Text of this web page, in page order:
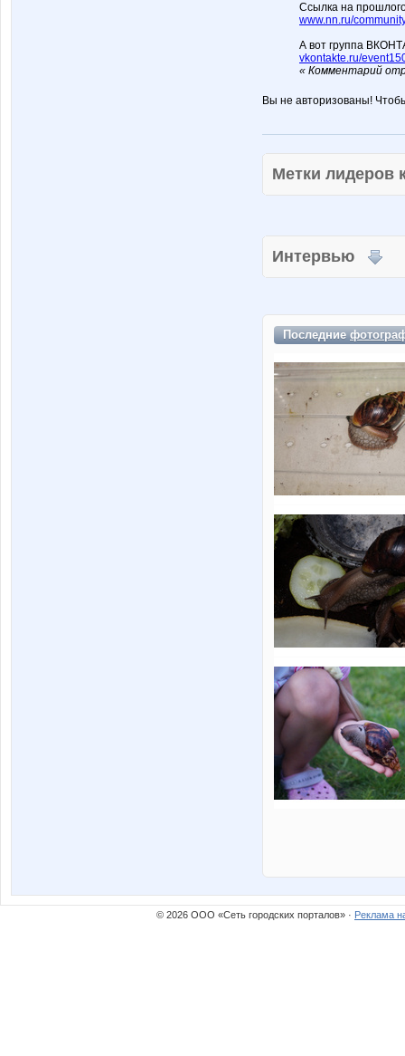
Ссылка на
www.nn.ru/
А вот группа
vkontakte.ru/
« Комментарий
Вы не авторизованы!
Метки
Интервью
Последние
© 2026 ООО «Сеть городских порталов» · Реклама